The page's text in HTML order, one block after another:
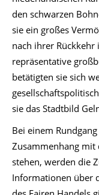
den schwarzen
sie ein großes
nach ihrer
repräsentative
betätigten sie sich
sie das Stadtbild
Bei einem
Zusammenhang mit
stehen, werden die
Informationen über